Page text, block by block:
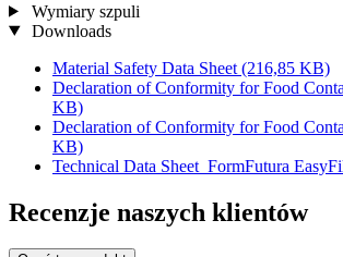
Wymiary szpuli
Downloads
Material Safety Data Sheet (216,85 KB)
Declaration of Conformity for Food
KB)
Declaration of Conformity for Food
KB)
Technical Data Sheet_FormFutura
Recenzje naszych klientów